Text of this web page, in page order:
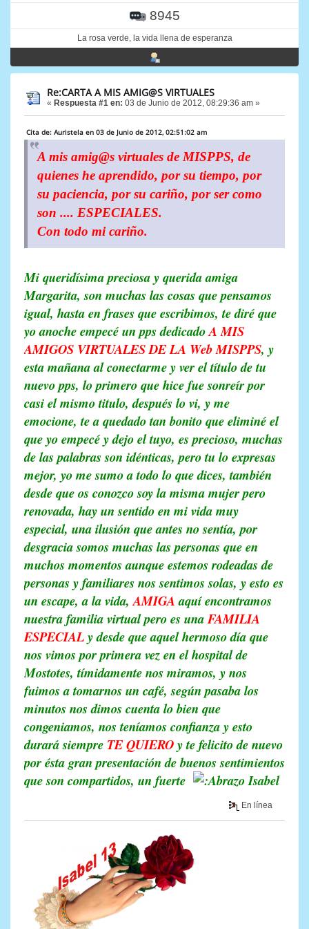
8945
La rosa verde, la vida llena de esperanza
Re:CARTA A MIS AMIG@S VIRTUALES
« Respuesta #1 en: 03 de Junio de 2012, 08:29:36 am »
Cita de: Auristela en 03 de Junio de 2012, 02:51:02 am
A mis amig@s virtuales de MISPPS, de
quienes he aprendido, por su tiempo, por
su paciencia, por su cariño, por ser como
son .... ESPECIALES.
Con todo mi cariño.
Mi queridísima preciosa y querida amiga
Margarita, son muchas las cosas que pensamos
igual, hasta en frases que escribimos, te diré que
yo anoche empecé un pps dedicadoA MIS
AMIGOS VIRTUALES DELA WebMISPPS, y
esta mañana al conectarme y ver el título de tu
nuevo pps, lo primero que hice fue sonreír por
casi el mismo titulo, después lo vi, y me
emocione, te a quedado tan bonito que eliminé el
que yo empecé y dejo el tuyo, es precioso, muchas
de las palabras son idénticas, pero tu lo expresas
mejor, yo me sumo a todo lo que dices, también
desde que os conozco soy la misma mujer pero
renovada, hay un sentido en mi vida muy
especial, una ilusión que antes no sentía, por
desgracia somos muchas las personas que en
muchos momentos aunque estemos rodeadas de
personas y familiares nos sentimos solas, y esto es
un escape, a la vida,AMIGAaquí encontramos
nuestra familia virtual pero es unaFAMILIA
ESPECIALy desde que aquel hermoso día que
nos vimos por primera vez en el hospital de
Mostotes, tímidamente nos miramos, y nos
fuimos a tomarnos un café, según pasaba los
minutos nos dimos cuenta lo bien que
congeniamos, nos teníamos confianza y esto
durará siempre TEQUIEROy te felicito de nuevo
por ésta gran presentación de buenos sentimientos
que son compartidos, un fuerte
Isabel
En línea